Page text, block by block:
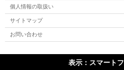
個人情報の取扱い
サイトマップ
お問い合わせ
表示：スマートフ